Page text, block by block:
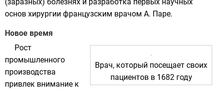
основ хирургии французским врачом А. Паре.
Новое время
Врач, который посещает своих
пациентов в 1682 году
Рост
промышленного
производства
привлек внимание к